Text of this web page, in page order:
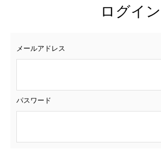
ログイン
メールアドレス
パスワード